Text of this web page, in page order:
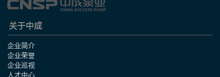
关于中成
企业简介
企业荣誉
企业巡视
人才中心